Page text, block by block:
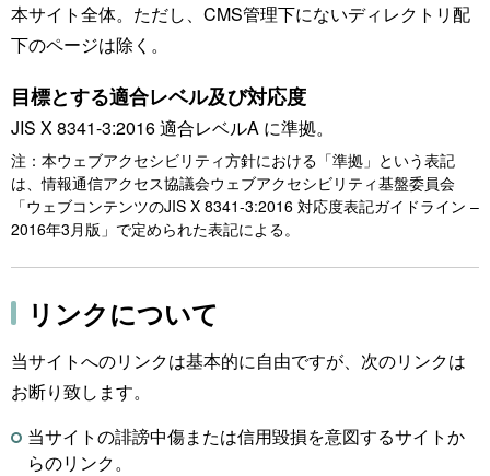
本サイト全体。ただし、CMS管理下にないディレクトリ配
下のページは除く。
目標とする適合レベル及び対応度
JIS X 8341-3:2016 適合レベルA に準拠。
注：本ウェブアクセシビリティ方針における「準拠」という表記
は、情報通信アクセス協議会ウェブアクセシビリティ基盤委員会
「ウェブコンテンツのJIS X 8341-3:2016 対応度表記ガイドライン –
2016年3月版」で定められた表記による。
リンクについて
当サイトへのリンクは基本的に自由ですが、次のリンクは
お断り致します。
当サイトの誹謗中傷または信用毀損を意図するサイトか
らのリンク。